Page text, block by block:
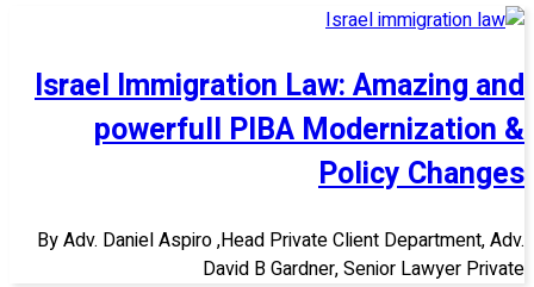
Israel Immigration Law: Amazing and
powerfull PIBA Modernization &
Policy Changes
By Adv. Daniel Aspiro ,Head Private Client Department, Adv.
David B Gardner, Senior Lawyer Private